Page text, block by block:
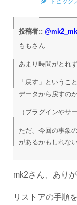
投稿者::
ももさん
あまり時間がとれ
「戻す」というこ
データから戻すの
（プラグインやサ
ただ、今回の事象
があるかもしれな
mk2さん、あり
リストアの手順